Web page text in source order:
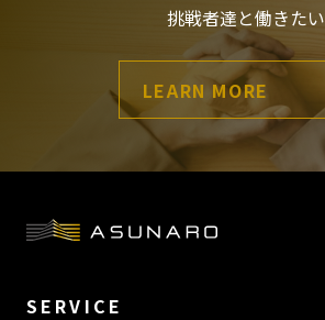
挑戦者達と働きたい
LEARN MORE
SERVICE